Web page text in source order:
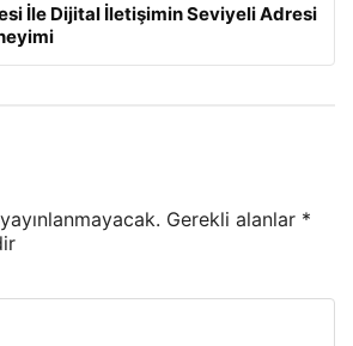
İle Dijital İletişimin Seviyeli Adresi
Gerekli alanlar *